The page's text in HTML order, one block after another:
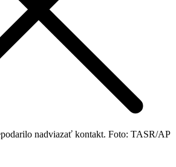
nadviazať kontakt. Foto: TASR/AP